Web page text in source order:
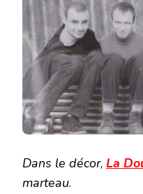
Dans le décor, La
marteau.